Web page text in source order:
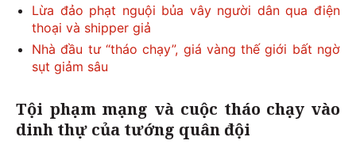
Lừa đảo phạt nguội bủa vây người dân qua điện
thoại và shipper giả
Nhà đầu tư “tháo chạy”, giá vàng thế giới bất ngờ
sụt giảm sâu
Tội phạm mạng và cuộc tháo chạy vào
dinh thự của tướng quân đội